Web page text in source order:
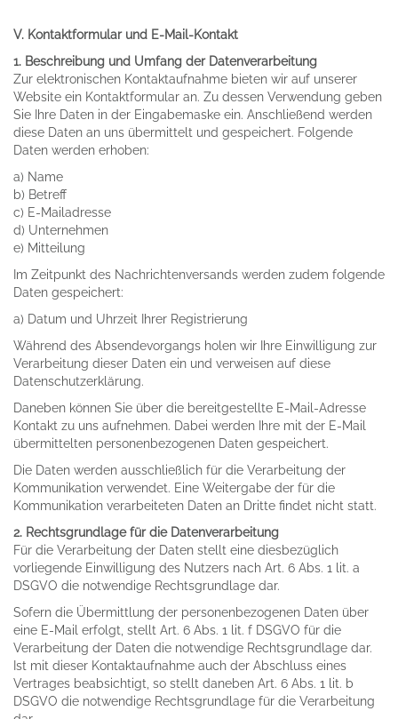
V. Kontaktformular und E-Mail-Kontakt
1. Beschreibung und Umfang der Datenverarbeitung
Zur elektronischen Kontaktaufnahme bieten wir auf unserer
Website ein Kontaktformular an. Zu dessen Verwendung geben
Sie Ihre Daten in der Eingabemaske ein. Anschließend werden
diese Daten an uns übermittelt und gespeichert. Folgende
Daten werden erhoben:
a) Name
b) Betreff
c) E-Mailadresse
d) Unternehmen
e) Mitteilung
Im Zeitpunkt des Nachrichtenversands werden zudem folgende
Daten gespeichert:
a) Datum und Uhrzeit Ihrer Registrierung
Während des Absendevorgangs holen wir Ihre Einwilligung zur
Verarbeitung dieser Daten ein und verweisen auf diese
Datenschutzerklärung.
Daneben können Sie über die bereitgestellte E-Mail-Adresse
Kontakt zu uns aufnehmen. Dabei werden Ihre mit der E-Mail
übermittelten personenbezogenen Daten gespeichert.
Die Daten werden ausschließlich für die Verarbeitung der
Kommunikation verwendet. Eine Weitergabe der für die
Kommunikation verarbeiteten Daten an Dritte findet nicht statt.
2. Rechtsgrundlage für die Datenverarbeitung
Für die Verarbeitung der Daten stellt eine diesbezüglich
vorliegende Einwilligung des Nutzers nach Art. 6 Abs. 1 lit. a
DSGVO die notwendige Rechtsgrundlage dar.
Sofern die Übermittlung der personenbezogenen Daten über
eine E-Mail erfolgt, stellt Art. 6 Abs. 1 lit. f DSGVO für die
Verarbeitung der Daten die notwendige Rechtsgrundlage dar.
Ist mit dieser Kontaktaufnahme auch der Abschluss eines
Vertrages beabsichtigt, so stellt daneben Art. 6 Abs. 1 lit. b
DSGVO die notwendige Rechtsgrundlage für die Verarbeitung